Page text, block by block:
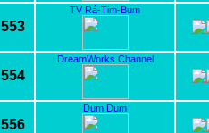
553
TV Rá-Tim-Bum
554
DreamWorks Channel
556
Dum Dum